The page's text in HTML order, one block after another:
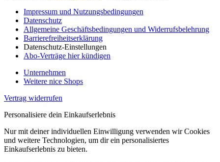
Impressum und Nutzungsbedingungen
Datenschutz
Allgemeine Geschäftsbedingungen und Widerrufsbelehrung
Barrierefreiheitserklärung
Datenschutz-Einstellungen
Abo-Verträge hier kündigen
Unternehmen
Weitere nice Shops
Vertrag widerrufen
Personalisiere dein Einkaufserlebnis
Nur mit deiner individuellen Einwilligung verwenden wir Cookies
und weitere Technologien, um dir ein personalisiertes
Einkaufserlebnis zu bieten.